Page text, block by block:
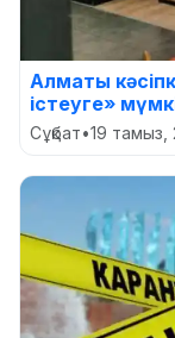
Алматы
істеуге»
Сұқбат•19 тамыз,